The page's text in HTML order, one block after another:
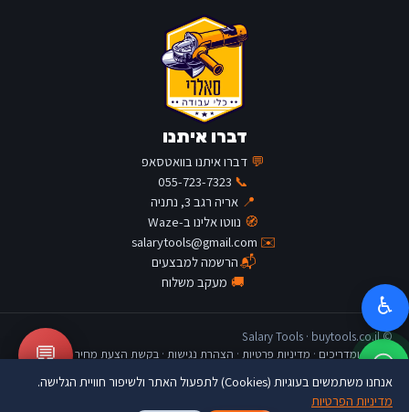
דברו איתנו
💬 דברו איתנו בוואטסאפ
📞
055-723-7323
📍 אריה רגב 3, נתניה
🧭 נווטו אלינו ב-Waze
✉️
salarytools@gmail.com
📬הרשמה למבצעים
🚚 מעקב משלוח
© Salary Tools · buytools.co.il
כתבות ומדריכים · מדיניות פרטיות · הצהרת נגישות · בקשת הצעת מחיר 💬
♿
אנחנו משתמשים בעוגיות (Cookies) לתפעול האתר ולשיפור חוויית הגלישה.
מדיניות הפרטיות